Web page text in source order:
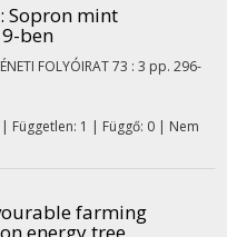
: Sopron mint
ben
FOLYÓIRAT73 : 3 pp. 296-
| Független: 1 | Függő: 0 | Nem
farming